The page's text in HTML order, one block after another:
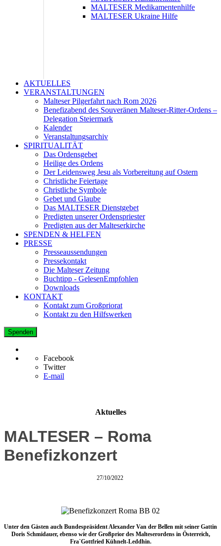
MALTESER Medikamentenhilfe
MALTESER Ukraine Hilfe
AKTUELLES
VERANSTALTUNGEN
Malteser Pilgerfahrt nach Rom 2026
Benefizabend des Souveränen Malteser-Ritter-Ordens –
Delegation Steiermark
Kalender
Veranstaltungsarchiv
SPIRITUALITÄT
Das Ordensgebet
Heilige des Ordens
Der Leidensweg Jesu als Vorbereitung auf Ostern
Christliche Feiertage
Christliche Symbole
Gebet und Glaube
Das MALTESER Dienstgebet
Predigten unserer Ordenspriester
Predigten aus der Malteserkirche
SPENDEN & HELFEN
PRESSE
Presseaussendungen
Pressekontakt
Die Malteser Zeitung
Buchtipp - GelesenEmpfohlen
Downloads
KONTAKT
Kontakt zum Großpriorat
Kontakt zu den Hilfswerken
Spenden
Facebook
Twitter
E-mail
Aktuelles
MALTESER – Roma
Benefizkonzert
27/10/2022
Unter den Gästen auch Bundespräsident Alexander Van der Bellen mit seiner Gattin
Doris Schmidauer, ebenso wie der Großprior des Malteserordens in Österreich,
Fra`Gottfried Kühnelt-Leddhin.